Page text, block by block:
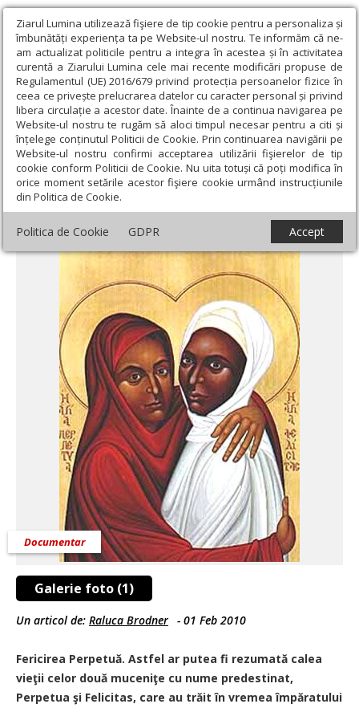
Ziarul Lumina utilizează fişiere de tip cookie pentru a personaliza și
îmbunătăți experiența ta pe Website-ul nostru. Te informăm că ne-
am actualizat politicile pentru a integra în acestea și în activitatea
curentă a Ziarului Lumina cele mai recente modificări propuse de
Regulamentul (UE) 2016/679 privind protecția persoanelor fizice în
ceea ce privește prelucrarea datelor cu caracter personal și privind
libera circulație a acestor date. Înainte de a continua navigarea pe
Website-ul nostru te rugăm să aloci timpul necesar pentru a citi și
înțelege conținutul Politicii de Cookie. Prin continuarea navigării pe
Website-ul nostru confirmi acceptarea utilizării fişierelor de tip
cookie conform Politicii de Cookie. Nu uita totuși că poți modifica în
orice moment setările acestor fişiere cookie urmând instrucțiunile
din Politica de Cookie.
Politica de Cookie GDPR Accept
Ziarul Lumina › Actualitate religioasă › Documentar › Sfintele
Perpetua şi Felicitas, mărturisitoare ale dragostei pentru Hristos
Sfintele Perpetua şi Felicitas,
mărturisitoare ale dragostei pentru
Hristos
Galerie foto (1)
Documentar
Un articol de: Raluca Brodner - 01 Feb 2010
Fericirea Perpetuă. Astfel ar putea fi rezumată calea
vieţii celor două muceniţe cu nume predestinat,
Perpetua şi Felicitas, care au trăit în vremea împăratului